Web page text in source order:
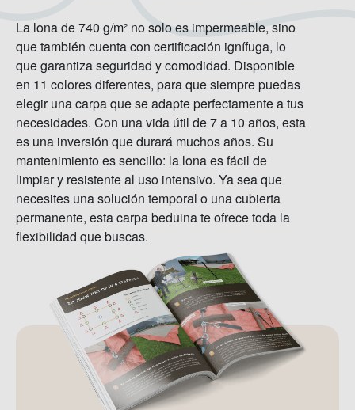
La lona de 740 g/m² no solo es impermeable, sino
que también cuenta con certificación ignífuga, lo
que garantiza seguridad y comodidad. Disponible
en 11 colores diferentes, para que siempre puedas
elegir una carpa que se adapte perfectamente a tus
necesidades. Con una vida útil de 7 a 10 años, esta
es una inversión que durará muchos años. Su
mantenimiento es sencillo: la lona es fácil de
limpiar y resistente al uso intensivo. Ya sea que
necesites una solución temporal o una cubierta
permanente, esta carpa beduina te ofrece toda la
flexibilidad que buscas.